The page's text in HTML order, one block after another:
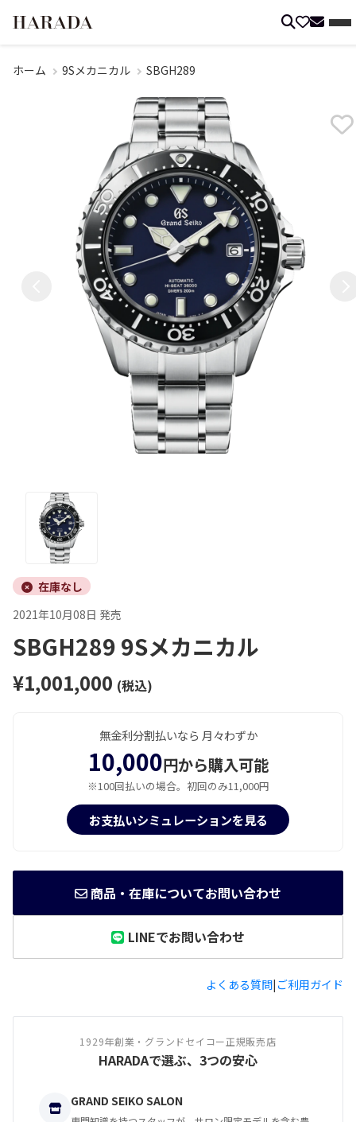
ホーム 9Sメカニカル SBGH289
在庫なし
2021年10月08日 発売
SBGH289 9Sメカニカル
¥1,001,000 (税込)
無金利分割払いなら 月々わずか
10,000円から購入可能
※100回払いの場合。初回のみ11,000円
お支払いシミュレーションを見る
商品・在庫についてお問い合わせ
LINEでお問い合わせ
よくある質問| ご利用ガイド
1929年創業・グランドセイコー正規販売店
HARADAで選ぶ、3つの安心
GRAND SEIKO SALON